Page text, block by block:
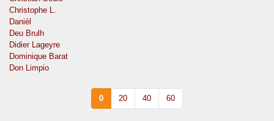
Christophe L.
Danièl
Deu Brulh
Didier Lageyre
Dominique Barat
Don Limpio
0 20 40 60